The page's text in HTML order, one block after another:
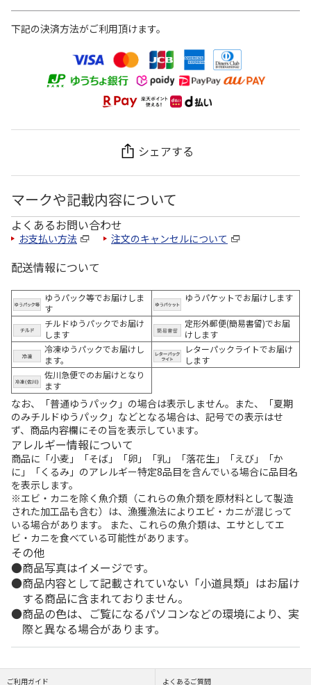
下記の決済方法がご利用頂けます。
シェアする
マークや記載内容について
よくあるお問い合わせ
お支払い方法 注文のキャンセルについて
配送情報について
ゆうパック等でお届けしま
す
ゆうパケットでお届けします
チルドゆうパックでお届け
します
定形外郵便(簡易書留)でお届
けします
冷凍ゆうパックでお届けし
ます。
レターパックライトでお届け
します
佐川急便でのお届けとなり
ます
なお、「普通ゆうパック」の場合は表示しません。また、「夏期
のみチルドゆうパック」などとなる場合は、記号での表示はせ
ず、商品内容欄にその旨を表示しています。
アレルギー情報について
商品に「小麦」「そば」「卵」「乳」「落花生」「えび」「か
に」「くるみ」のアレルギー特定8品目を含んでいる場合に品目名
を表示します。
※エビ・カニを除く魚介類（これらの魚介類を原材料として製造
された加工品も含む）は、漁獲漁法によりエビ・カニが混じって
いる場合があります。 また、これらの魚介類は、エサとしてエ
ビ・カニを食べている可能性があります。
その他
商品写真はイメージです。
商品内容として記載されていない「小道具類」はお届け
する商品に含まれておりません。
商品の色は、ご覧になるパソコンなどの環境により、実
際と異なる場合があります。
ご利用ガイド よくあるご質問